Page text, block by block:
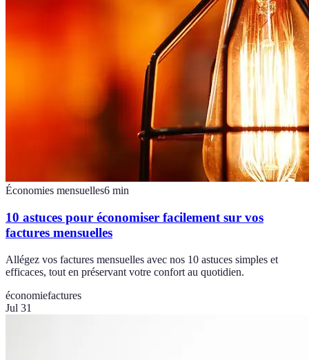
Économies mensuelles6 min
10 astuces pour économiser facilement sur vos
factures mensuelles
Allégez vos factures mensuelles avec nos 10 astuces simples et
efficaces, tout en préservant votre confort au quotidien.
économiefactures
Jul 31